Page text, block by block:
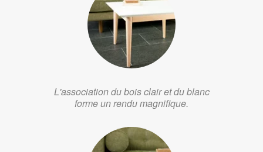
L'association du bois clair et du blanc
forme un rendu magnifique.